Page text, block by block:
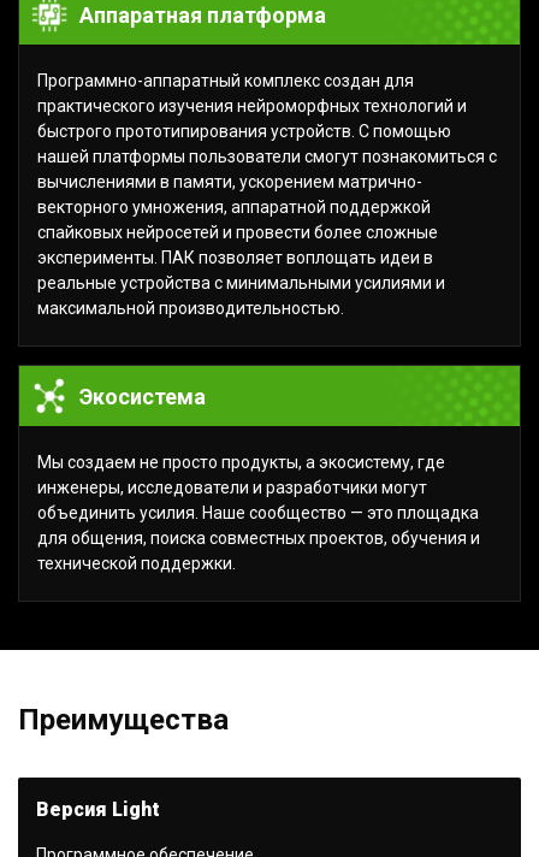
Аппаратная платформа
Программно-аппаратный комплекс создан для
практического изучения нейроморфных технологий и
быстрого прототипирования устройств. С помощью
нашей платформы пользователи смогут познакомиться с
вычислениями в памяти, ускорением матрично-
векторного умножения, аппаратной поддержкой
спайковых нейросетей и провести более сложные
эксперименты. ПАК позволяет воплощать идеи в
реальные устройства с минимальными усилиями и
максимальной производительностью.
Экосистема
Мы создаем не просто продукты, а экосистему, где
инженеры, исследователи и разработчики могут
объединить усилия. Наше сообщество — это площадка
для общения, поиска совместных проектов, обучения и
технической поддержки.
Преимущества
Версия Light